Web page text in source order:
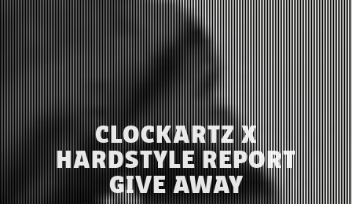
CLOCKARTZ X
HARDSTYLE REPORT
GIVE AWAY